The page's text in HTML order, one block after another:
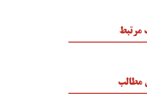
مرتبط
مطالب